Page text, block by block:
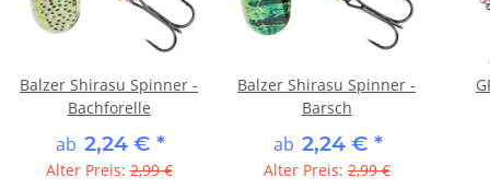
Balzer Shirasu Spinner -
Bachforelle
ab 2,24 € *
Alter Preis:2,99 €
Balzer Shirasu Spinner -
Barsch
ab 2,24 € *
Alter Preis:2,99 €